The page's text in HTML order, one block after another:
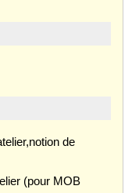
de
(pour MOB